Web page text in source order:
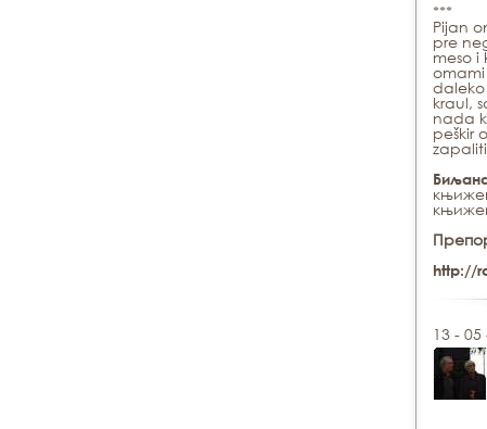
***
Pijan
pre
meso
daleko
kraul,
nada
peškir
http://
13 - 05